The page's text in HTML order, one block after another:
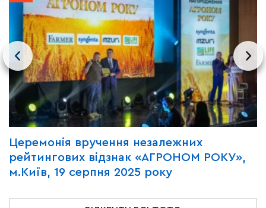
Церемонія вручення незалежних
рейтингових відзнак «АГРОНОМ РОКУ»,
м.Київ, 19 серпня 2025 року